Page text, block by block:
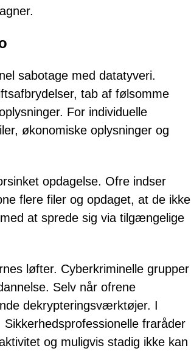
sabotage med datatyveri.
tab af følsomme
For individuelle
økonomiske oplysninger og
opdagelse. Ofre indser
flere filer og opdaget, at de ikke
at sprede sig via tilgængelige
løfter. Cyberkriminelle grupper
Selv når ofrene
dekrypteringsværktøjer. I
fraråder
og muligvis stadig ikke kan